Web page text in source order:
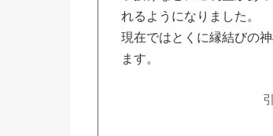
れるようになりました。
現在ではとくに縁結びの
ます。